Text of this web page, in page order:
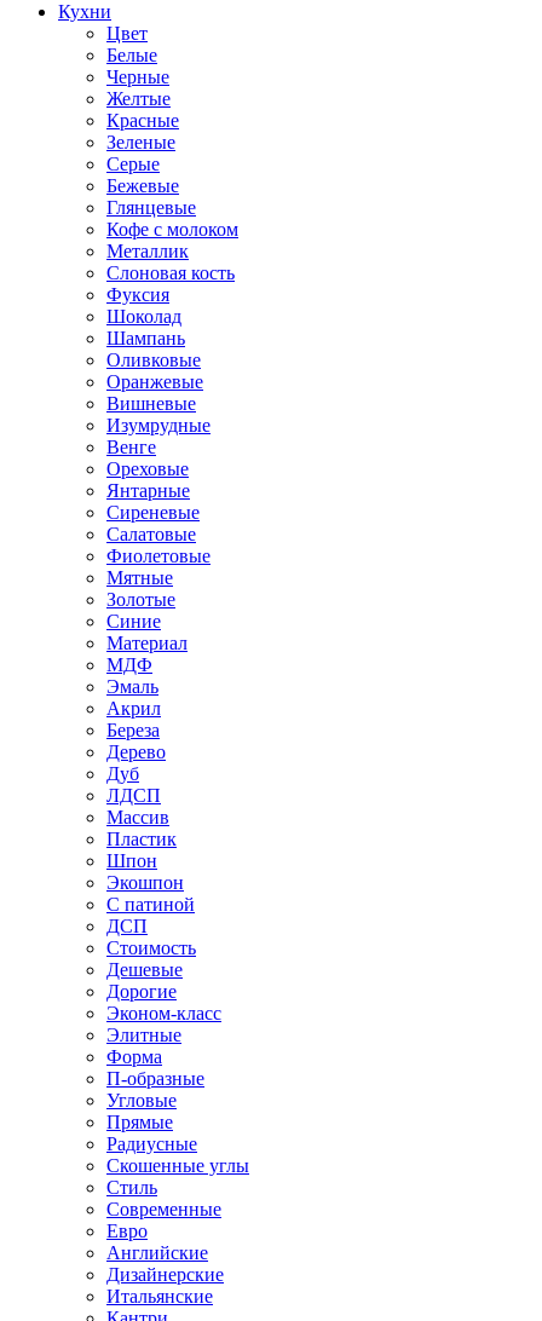
Кухни
Цвет
Белые
Черные
Желтые
Красные
Зеленые
Серые
Бежевые
Глянцевые
Кофе с молоком
Металлик
Слоновая кость
Фуксия
Шоколад
Шампань
Оливковые
Оранжевые
Вишневые
Изумрудные
Венге
Ореховые
Янтарные
Сиреневые
Салатовые
Фиолетовые
Мятные
Золотые
Синие
Материал
МДФ
Эмаль
Акрил
Береза
Дерево
Дуб
ЛДСП
Массив
Пластик
Шпон
Экошпон
С патиной
ДСП
Стоимость
Дешевые
Дорогие
Эконом-класс
Элитные
Форма
П-образные
Угловые
Прямые
Радиусные
Скошенные углы
Стиль
Современные
Евро
Английские
Дизайнерские
Итальянские